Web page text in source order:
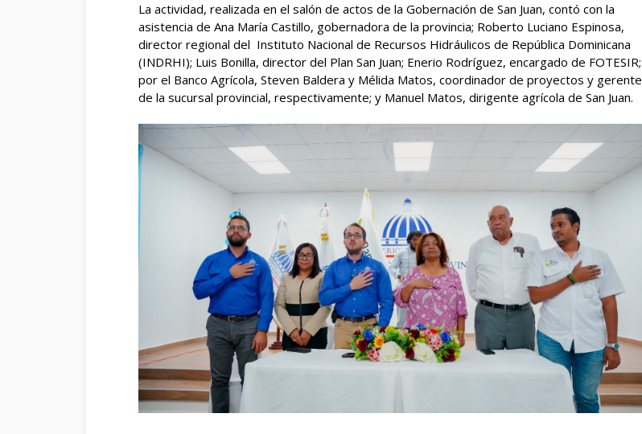
La actividad, realizada en el salón de actos de la Gobernación de San Juan, contó con la
asistencia de Ana María Castillo, gobernadora de la provincia; Roberto Luciano Espinosa,
director regional del Instituto Nacional de Recursos Hidráulicos de República Dominicana
(INDRHI); Luis Bonilla, director del Plan San Juan; Enerio Rodríguez, encargado de FOTESIR;
por el Banco Agrícola, Steven Baldera y Mélida Matos, coordinador de proyectos y gerente
de la sucursal provincial, respectivamente; y Manuel Matos, dirigente agrícola de San Juan.